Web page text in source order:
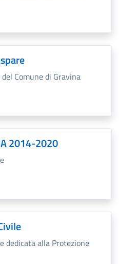
Comune di Gravina
2014-2020
dedicata alla Protezione